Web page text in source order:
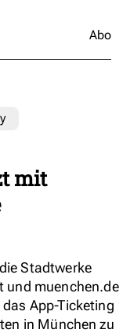
Abo
mit
Stadtwerke
und muenchen.de
App-Ticketing
in München zu